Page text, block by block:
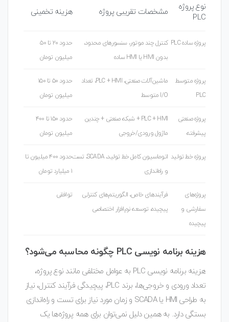
نوع پروژه
PLC
مشخصات تقریبی پروژه هزینه تخمینی
پروژه ساده PLC
کنترل چند موتور، سنسورهای محدود،
بدون HMI یا HMI ساده
حدود ۲۰ تا ۵۰
میلیون تومان
پروژه متوسط
PLC
ماشین‌آلات صنعتی، PLC + HMI، تعداد
I/O متوسط
حدود ۵۰ تا ۱۵۰
میلیون تومان
پروژه صنعتی
پیشرفته
PLC + HMI + شبکه صنعتی + چندین
ماژول ورودی/خروجی
حدود ۱۵۰ تا ۴۰۰
میلیون تومان
پروژه خط تولید
اتوماسیون کامل خط تولید، SCADA، تست
و راه‌اندازی
حدود ۴۰۰ میلیون تا
پروژه‌های
سفارشی و
پیچیده
فرآیندهای خاص، الگوریتم‌های کنترلی
پیچیده، توسعه نرم‌افزار اختصاصی
توافقی
هزینه برنامه نویسی PLC چگونه محاسبه می‌شود؟
هزینه برنامه نویسی PLC به عوامل مختلفی مانند نوع پروژه،
تعداد ورودی و خروجی‌ها، برند PLC، پیچیدگی فرآیند کنترل، نیاز
به طراحی HMI یا SCADA و زمان مورد نیاز برای تست و راه‌اندازی
بستگی دارد. به همین دلیل نمی‌توان برای همه پروژه‌ها یک